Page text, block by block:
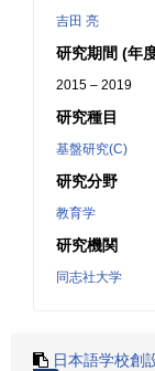
吉田 亮
研究期間 (年
2015 – 2019
研究種目
基盤研究(C)
研究分野
教育学
研究機関
同志社大学
日本語学校創